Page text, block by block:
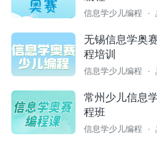
信息学少儿编程 ·
无锡信息学奥
程培训
信息学少儿编程 ·
常州少儿信息
程班
信息学少儿编程 ·